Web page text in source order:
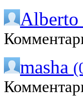
Alberto
masha